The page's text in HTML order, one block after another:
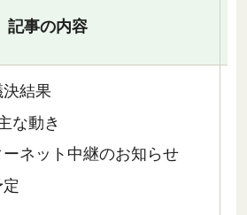
記事の内容
結果
な動き
ネット中継のお知らせ